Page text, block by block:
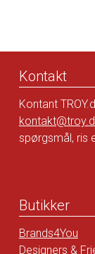
Kontakt
Kontant
spørgsmål, ris
Butikker
Brands4You
Designers &